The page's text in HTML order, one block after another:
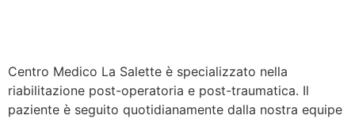
Centro Medico La Salette è specializzato nella
riabilitazione post-operatoria e post-traumatica. Il
paziente è seguito quotidianamente dalla nostra equipe